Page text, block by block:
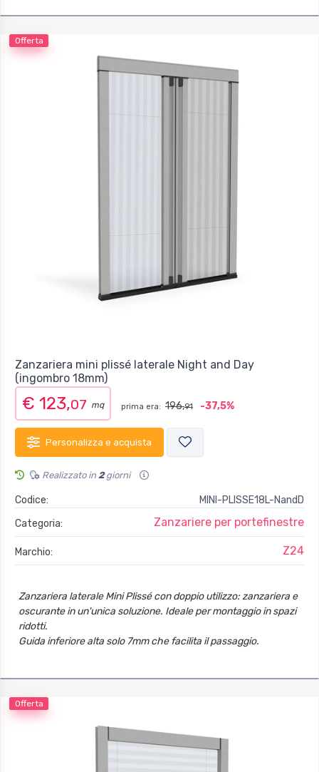
Offerta
Zanzariera mini plissé laterale Night and Day
(ingombro 18mm)
€ 123,07 mq prima era: 196,91 -37,5%
Personalizza e acquista
Realizzato in 2giorni
Codice:
MINI-PLISSE18L-NandD
Categoria:
Zanzariere per portefinestre
Marchio: Z24
Zanzariera laterale Mini Plissé con doppio utilizzo: zanzariera e
oscurante in un'unica soluzione. Ideale per montaggio in spazi
ridotti.
Guida inferiore alta solo 7mm che facilita il passaggio.
Offerta